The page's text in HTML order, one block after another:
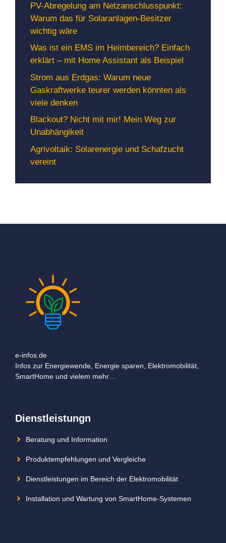
PV-Abregelung am Netzanschlusspunkt:
Warum das für Solaranlagen-Besitzer
wichtig wäre
Was ist ein EMS im Heimbereich? Einfach
erklärt – mit Home Assistant als Beispiel
Strom aus Erdgas: Warum neue
Gaskraftwerke teurer werden könnten als
viele denken
Blackout? Nicht mit mir! Mein Weg zur
Unabhängikeit
Agrivoltaik: Solarenergie und Schafzucht
vereint
e-infos.de
Infos zur Energiewende, Energie sparen, Elektromobilität,
SmartHome und vielem mehr…
Dienstleistungn
Beratung und Information
Produktempfehlungen und Vergleiche
Dienstleistungen im Bereich der Elektromobilität
Installation und Wartung von SmartHome-Systemen